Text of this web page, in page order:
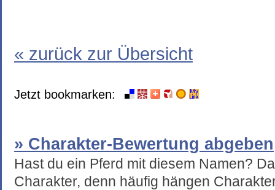
« zurück zur Übersicht
Jetzt bookmarken:
» Charakter-Bewertung abgeben
Hast du ein Pferd mit diesem Namen?
Charakter, denn häufig hängen